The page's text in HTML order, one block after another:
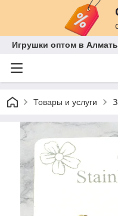
Игрушки оптом в
Товары и услуги